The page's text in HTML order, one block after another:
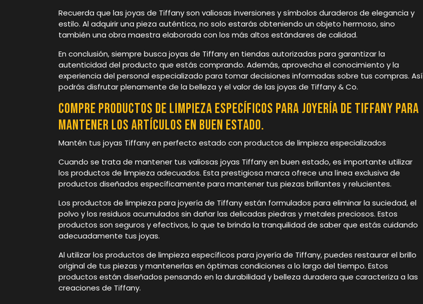
Recuerda que las joyas de Tiffany son valiosas inversiones y símbolos duraderos de elegancia y
estilo. Al adquirir una pieza auténtica, no solo estarás obteniendo un objeto hermoso, sino
también una obra maestra elaborada con los más altos estándares de calidad.
En conclusión, siempre busca joyas de Tiffany en tiendas autorizadas para garantizar la
autenticidad del producto que estás comprando. Además, aprovecha el conocimiento y la
experiencia del personal especializado para tomar decisiones informadas sobre tus compras. Así
podrás disfrutar plenamente de la belleza y el valor de las joyas de Tiffany & Co.
Compre productos de limpieza específicos para joyería de Tiffany para
mantener los artículos en buen estado.
Mantén tus joyas Tiffany en perfecto estado con productos de limpieza especializados
Cuando se trata de mantener tus valiosas joyas Tiffany en buen estado, es importante utilizar
los productos de limpieza adecuados. Esta prestigiosa marca ofrece una línea exclusiva de
productos diseñados específicamente para mantener tus piezas brillantes y relucientes.
Los productos de limpieza para joyería de Tiffany están formulados para eliminar la suciedad, el
polvo y los residuos acumulados sin dañar las delicadas piedras y metales preciosos. Estos
productos son seguros y efectivos, lo que te brinda la tranquilidad de saber que estás cuidando
adecuadamente tus joyas.
Al utilizar los productos de limpieza específicos para joyería de Tiffany, puedes restaurar el brillo
original de tus piezas y mantenerlas en óptimas condiciones a lo largo del tiempo. Estos
productos están diseñados pensando en la durabilidad y belleza duradera que caracteriza a las
creaciones de Tiffany.